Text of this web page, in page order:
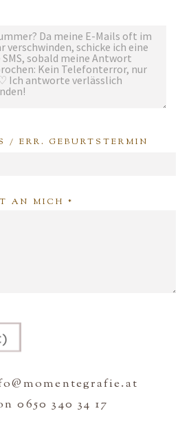
/ ERR. GEBURTSTERMIN
AN MICH
0650 340 34 17